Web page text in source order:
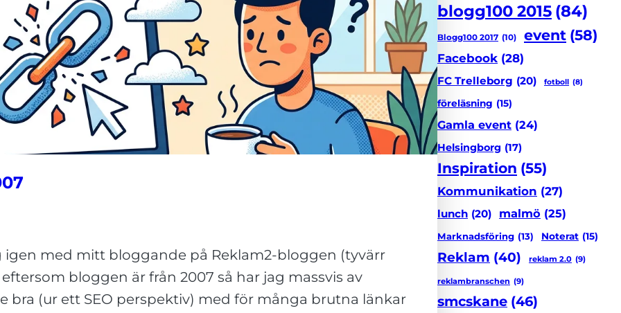
med mitt bloggande på Reklam2-bloggen (tyvärr
bloggen är från 2007 så har jag massvis av
bra (ur ett SEO perspektiv) med för många brutna länkar
blogg100 2015 (84)
Blogg100 2017 (10) event (58)
Facebook (28)
FC Trelleborg (20) fotboll (8)
föreläsning (15)
Gamla event (24)
Helsingborg (17)
Inspiration (55)
Kommunikation (27)
lunch (20) malmö (25)
Marknadsföring (13) Noterat (15)
Reklam (40) reklam 2.0 (9)
reklambranschen (9)
smcskane (46)